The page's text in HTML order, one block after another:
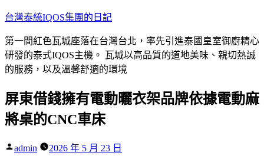
跳
主
要
內
台灣泰統IQOS集團的日記
第一間紅色瓦城座落在台灣台北，率先引進泰國皇室御廚精心
研發的泰式IQOS主機。 瓦城以高品質的道地美味、親切熱誠
的服務，以及溫馨舒適的環境
屏東借錢擁有電動曬衣架品牌依據電動麻
將桌的CNC車床
作
admin 2026 年 5 月 23 日